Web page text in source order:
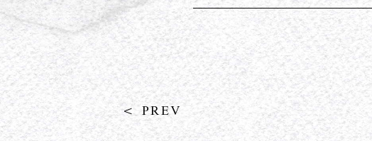
< PREV